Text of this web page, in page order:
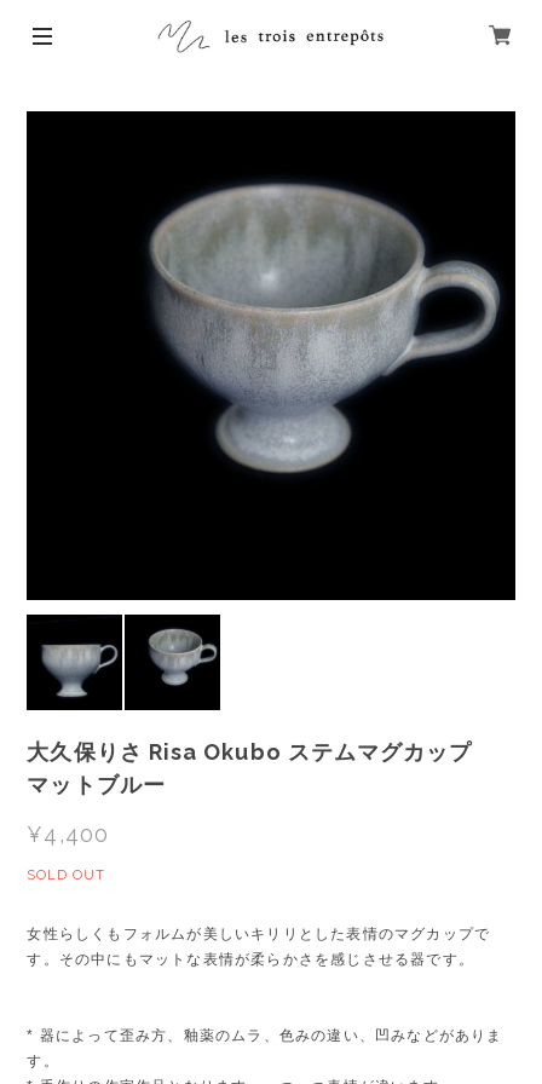
大久保りさ Risa Okubo ステムマグカップ
マットブルー
¥4,400
SOLD OUT
女性らしくもフォルムが美しいキリリとした表情のマグカップで
す。その中にもマットな表情が柔らかさを感じさせる器です。
* 器によって歪み方、釉薬のムラ、色みの違い、凹みなどがありま
す。